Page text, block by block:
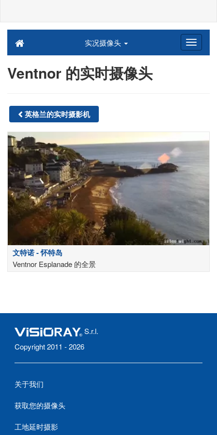
实况摄像头
Ventnor 的实时摄像头
英格兰的实时摄影机
文特诺 - 怀特岛
Ventnor Esplanade 的全景
S.r.l.
Copyright 2011 - 2026
关于我们
获取您的摄像头
工地延时摄影